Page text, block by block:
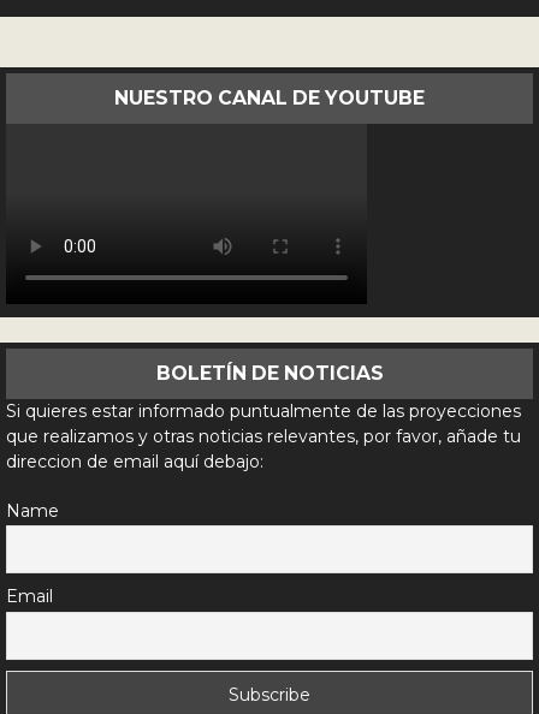
NUESTRO CANAL DE YOUTUBE
BOLETÍN DE NOTICIAS
Si quieres estar informado puntualmente de las proyecciones
que realizamos y otras noticias relevantes, por favor, añade tu
direccion de email aquí debajo:
Name
Email